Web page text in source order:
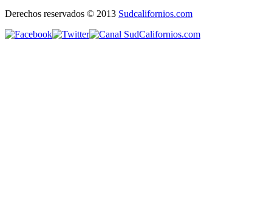
Derechos reservados © 2013 Sudcalifornios.com